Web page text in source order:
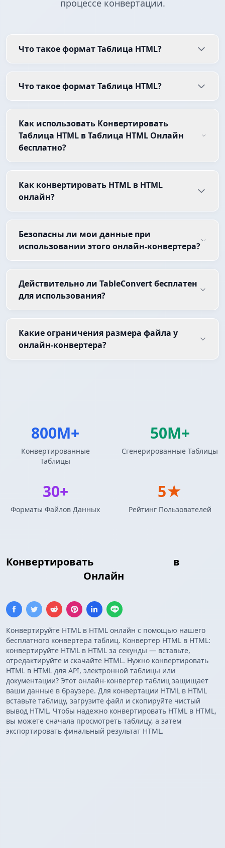
Конвертировать
в
Онлайн
Конвертируйте HTML в HTML онлайн с помощью нашего
бесплатного конвертера таблиц. Конвертер HTML в HTML:
конвертируйте HTML в HTML за секунды — вставьте,
отредактируйте и скачайте HTML. Нужно конвертировать
HTML в HTML для API, электронной таблицы или
документации? Этот онлайн-конвертер таблиц защищает
ваши данные в браузере. Для конвертации HTML в HTML
вставьте таблицу, загрузите файл и скопируйте чистый
вывод HTML. Чтобы надежно конвертировать HTML в HTML,
вы можете сначала просмотреть таблицу, а затем
экспортировать финальный результат HTML.
процессе конвертации.
Что такое формат Таблица HTML?
Что такое формат Таблица HTML?
Как использовать Конвертировать
Таблица HTML в Таблица HTML Онлайн
бесплатно?
Как конвертировать HTML в HTML
онлайн?
Безопасны ли мои данные при
использовании этого онлайн-конвертера?
Действительно ли TableConvert бесплатен
для использования?
Какие ограничения размера файла у
онлайн-конвертера?
800M+
Конвертированные
Таблицы
50M+
Сгенерированные Таблицы
30+
Форматы Файлов Данных
5★
Рейтинг Пользователей